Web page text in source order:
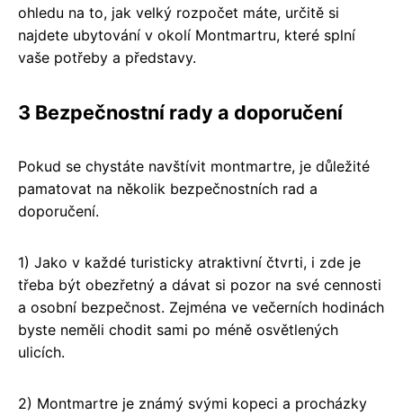
ohledu na to, jak velký rozpočet máte, určitě si
najdete ubytování v okolí Montmartru, které splní
vaše potřeby a představy.
3 Bezpečnostní rady a doporučení
Pokud se chystáte navštívit montmartre, je důležité
pamatovat na několik bezpečnostních rad a
doporučení.
1) Jako v každé turisticky atraktivní čtvrti, i zde je
třeba být obezřetný a dávat si pozor na své cennosti
a osobní bezpečnost. Zejména ve večerních hodinách
byste neměli chodit sami po méně osvětlených
ulicích.
2) Montmartre je známý svými kopeci a procházky